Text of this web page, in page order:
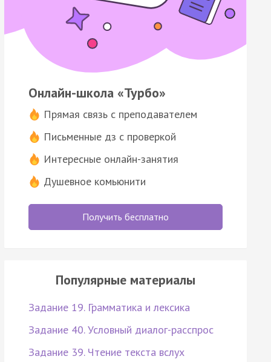
Онлайн-школа «Турбо»
Прямая связь с преподавателем
Письменные дз с проверкой
Интересные онлайн-занятия
Душевное комьюнити
Получить бесплатно
Популярные материалы
Задание 19. Грамматика и лексика
Задание 40. Условный диалог-расспрос
Задание 39. Чтение текста вслух